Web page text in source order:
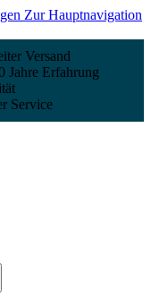
Zur Hauptnavigation
Versand
Jahre Erfahrung
Service